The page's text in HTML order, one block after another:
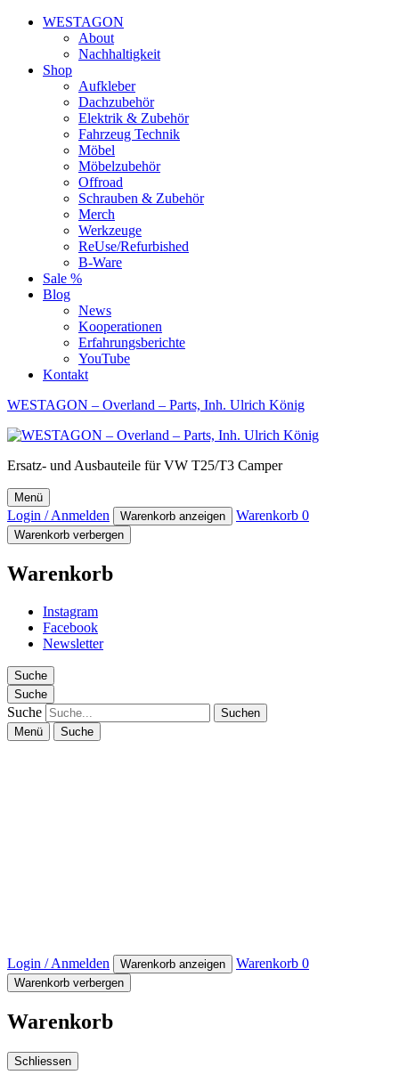
WESTAGON
About
Nachhaltigkeit
Shop
Aufkleber
Dachzubehör
Elektrik & Zubehör
Fahrzeug Technik
Möbel
Möbelzubehör
Offroad
Schrauben & Zubehör
Merch
Werkzeuge
ReUse/Refurbished
B-Ware
Sale %
Blog
News
Kooperationen
Erfahrungsberichte
YouTube
Kontakt
WESTAGON – Overland – Parts, Inh. Ulrich König
Ersatz- und Ausbauteile für VW T25/T3 Camper
Menü
Login / Anmelden Warenkorb anzeigen Warenkorb 0
Warenkorb verbergen
Warenkorb
Instagram
Facebook
Newsletter
Suche
Suche
Suche
Menü Suche
Login / Anmelden Warenkorb anzeigen Warenkorb 0
Warenkorb verbergen
Warenkorb
Schliessen